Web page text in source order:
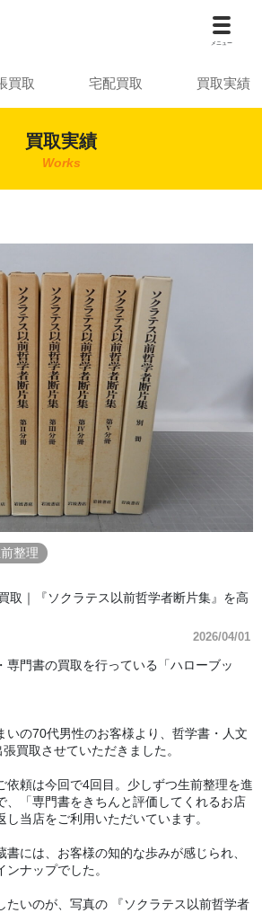
メニュー
買取 宅配買取 買取実績
買取実績
Works
整理
取｜『ソクラテス以前哲学者断片集』を高
2026/04/01
専門書の買取を行っている「ハローブッ
いの70代男性のお客様より、哲学書・人文
買取させていただきました。
依頼は今回で4回目。少しずつ生前整理を進
、「専門書をきちんと評価してくれるお店
当店をご利用いただいています。
には、お客様の知的な歩みが感じられ、
ナップでした。
たいのが、写真の 『ソクラテス以前哲学者